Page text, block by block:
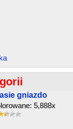
gniazdo
5,888x